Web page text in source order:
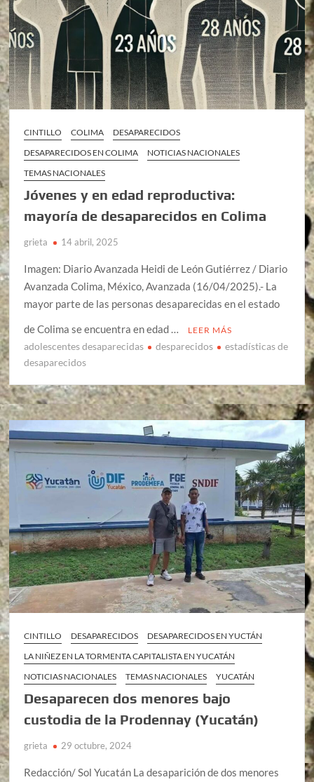
CINTILLO COLIMA
DESAPARECIDOS
DESAPARECIDOS EN COLIMA
NOTICIAS NACIONALES
TEMAS NACIONALES
Jóvenes y en edad reproductiva:
mayoría de desaparecidos en Colima
grieta 14 abril, 2025
Imagen: Diario Avanzada Heidi de León Gutiérrez / Diario
Avanzada Colima, México, Avanzada (16/04/2025).- La
mayor parte de las personas desaparecidas en el estado
de Colima se encuentra en edad …
LEER MÁS
adolescentes desaparecidas desparecidos
estadísticas de
desaparecidos
CINTILLO DESAPARECIDOS
DESAPARECIDOS EN YUCTÁN
LA NIÑEZ EN LA TORMENTA CAPITALISTA EN YUCATÁN
NOTICIAS NACIONALES
TEMAS NACIONALES YUCATÁN
Desaparecen dos menores bajo
custodia de la Prodennay (Yucatán)
grieta 29 octubre, 2024
Redacción/ Sol Yucatán La desaparición de dos menores